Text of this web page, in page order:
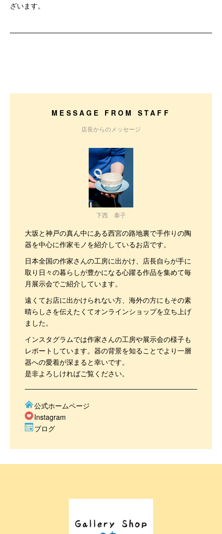
ざいます。
MESSAGE FROM STAFF
店長からのメッセージ
下西 泰子
大坂と神戸の真ん中にある西宮の路地裏で手作りの陶
器を中心に作家モノを紹介しているお店です。
日本全国の作家さんの工房に出かけ、店長自らが手に
取り日々の暮らしが豊かになる心躍る作品を集めて毎
月展示会でご紹介しています。
遠くてお店に出かけられない方、海外の方にもその素
晴らしさを伝えたくてオンラインショップを立ち上げ
ました。
インスタグラムでは作家さんの工房や展示会の様子も
レポートしています。器の背景を知ることでより一層
器への愛着が深まると幸いです。
是非よろしければご覧ください。
公式ホームページ
Instagram
ブログ